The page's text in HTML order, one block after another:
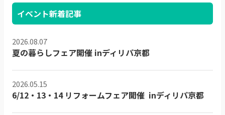
イベント新着記事
2026.08.07
夏の暮らしフェア開催 inディリパ京都
2026.05.15
6/12・13・14 リフォームフェア開催 inディリパ京都